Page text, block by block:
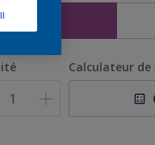
Calculateur